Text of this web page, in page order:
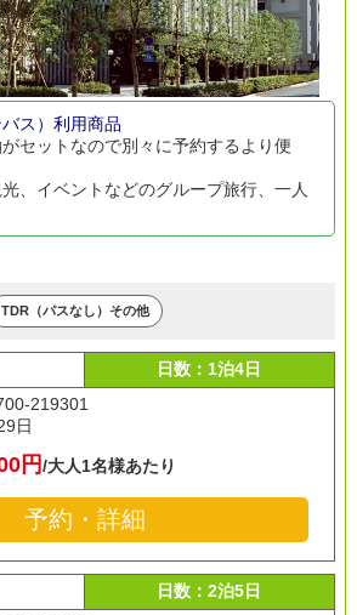
ス）利用商品
セットなので別々に予約するより便
、イベントなどのグループ旅行、一人
TDR（パスなし）その他
日数：1泊4日
219301
日
円/大人1名様あたり
予約・詳細
日数：2泊5日